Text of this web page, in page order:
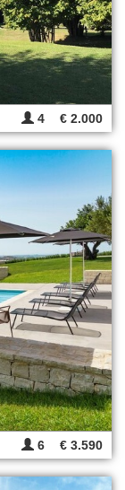
4 € 2.000
6 € 3.590